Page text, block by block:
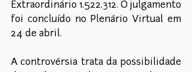
Extraordinário 1.522.312. O julgamento
foi concluído no Plenário Virtual em
24 de abril.
A controvérsia trata da possibilidade